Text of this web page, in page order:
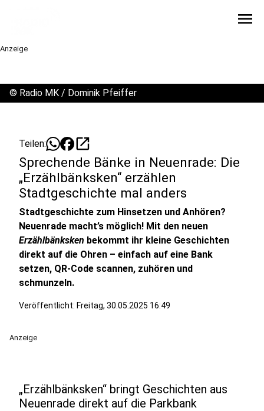
menu
Anzeige
© Radio MK / Dominik Pfeiffer
Teilen: open_in_new
Sprechende Bänke in Neuenrade: Die
„Erzählbänksken“ erzählen
Stadtgeschichte mal anders
Stadtgeschichte zum Hinsetzen und Anhören?
Neuenrade macht’s möglich! Mit den neuen
Erzählbänksken bekommt ihr kleine Geschichten
direkt auf die Ohren – einfach auf eine Bank
setzen, QR-Code scannen, zuhören und
schmunzeln.
Veröffentlicht: Freitag, 30.05.2025 16:49
Anzeige
„Erzählbänksken“ bringt Geschichten aus
Neuenrade direkt auf die Parkbank